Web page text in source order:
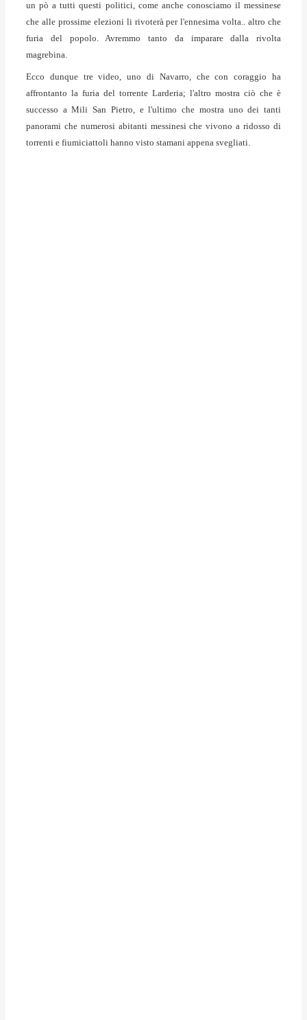
un pò a tutti questi politici, come anche conosciamo il messinese
che alle prossime elezioni li rivoterà per l'ennesima volta.. altro che
furia del popolo. Avremmo tanto da imparare dalla rivolta
magrebina.
Ecco dunque tre video, uno di Navarro, che con coraggio ha
affrontanto la furia del torrente Larderia; l'altro mostra ciò che è
successo a Mili San Pietro, e l'ultimo che mostra uno dei tanti
panorami che numerosi abitanti messinesi che vivono a ridosso di
torrenti e fiumiciattoli hanno visto stamani appena svegliati.